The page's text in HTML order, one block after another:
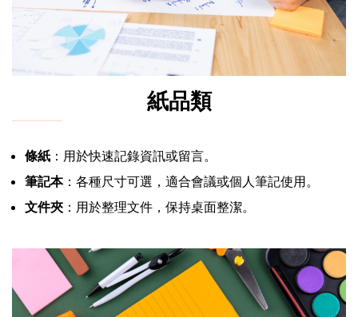
紙品類
條紙 ：用於快速記錄資訊或留言。
筆記本：各種尺寸可選，適合會議或個人筆記使用。
文件夾 ：用於整理文件，保持桌面整潔。